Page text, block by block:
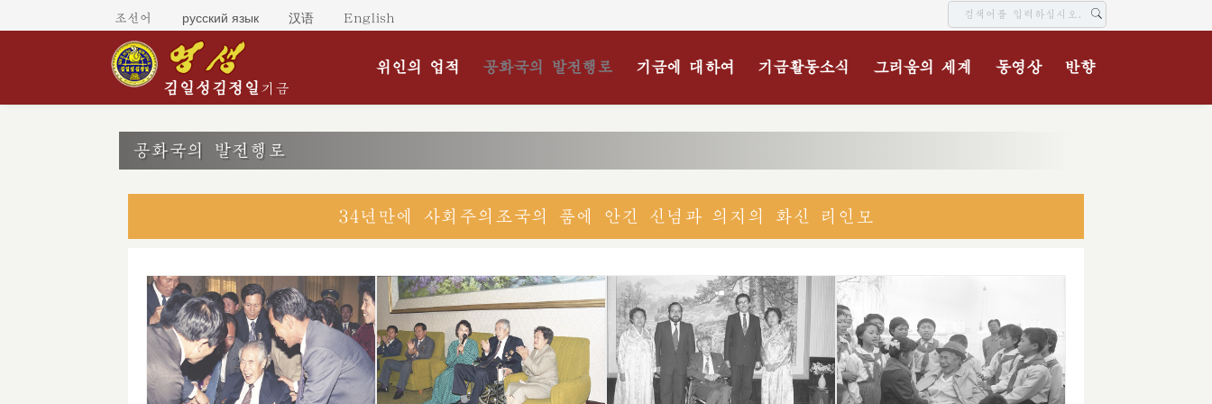
조선어 русский язык 汉语 English
김일성 김정일 기금
위인의 업적 공화국의 발전행로 기금에 대하여 기금활동소식 그리움의 세계 동영상 반향
공화국의 발전행로
34년만에 사회주의조국의 품에 안긴 신념과 의지의 화신 리인모